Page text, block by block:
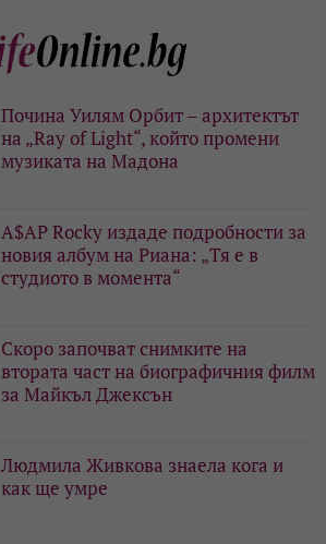
Почина Уилям Орбит – архитектът
на „Ray of Light“, който промени
музиката на Мадона
A$AP Rocky издаде подробности за
новия албум на Риана: „Тя е в
студиото в момента“
Скоро започват снимките на
втората част на биографичния филм
за Майкъл Джексън
Людмила Живкова знаела кога и
как ще умре